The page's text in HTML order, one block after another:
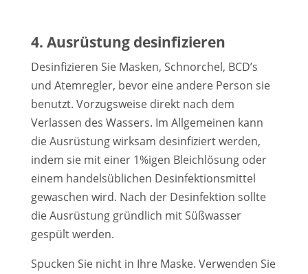
4. Ausrüstung desinfizieren
Desinfizieren Sie Masken, Schnorchel, BCD’s
und Atemregler, bevor eine andere Person sie
benutzt. Vorzugsweise direkt nach dem
Verlassen des Wassers. Im Allgemeinen kann
die Ausrüstung wirksam desinfiziert werden,
indem sie mit einer 1%igen Bleichlösung oder
einem handelsüblichen Desinfektionsmittel
gewaschen wird. Nach der Desinfektion sollte
die Ausrüstung gründlich mit Süßwasser
gespült werden.
Spucken Sie nicht in Ihre Maske. Verwenden Sie